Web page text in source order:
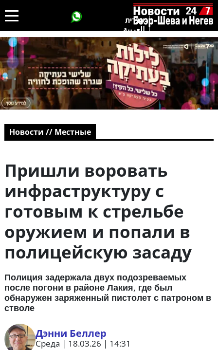
עברית
العربية
Новости // Местные
Пришли воровать
инфраструктуру с
готовым к стрельбе
оружием и попали в
полицейскую засаду
Полиция задержала двух подозреваемых
после погони в районе Лакия, где был
обнаружен заряженный пистолет с патроном в
стволе
Дэнни Беллер
Среда | 18.03.26 | 14:31